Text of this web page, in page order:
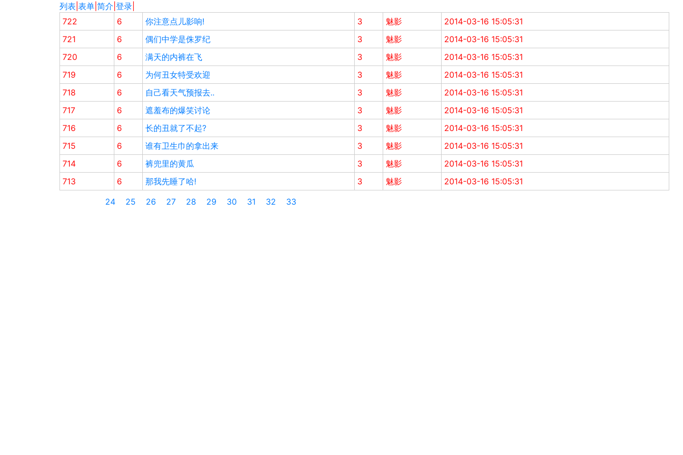
列表 表单 简介 登录
722
6 你注意点儿影响! 3 魅影
2014-03-16 15:05:31
721
6 偶们中学是侏罗纪 3 魅影
2014-03-16 15:05:31
720
6 满天的内裤在飞 3 魅影
2014-03-16 15:05:31
719
6 为何丑女特受欢迎 3 魅影
2014-03-16 15:05:31
718
6 自己看天气预报去.. 3 魅影
2014-03-16 15:05:31
717
6 遮羞布的爆笑讨论 3 魅影
2014-03-16 15:05:31
716
6 长的丑就了不起? 3 魅影
2014-03-16 15:05:31
715
6 谁有卫生巾的拿出来 3 魅影
2014-03-16 15:05:31
714
6 裤兜里的黄瓜 3 魅影
2014-03-16 15:05:31
713
6 那我先睡了哈! 3 魅影
2014-03-16 15:05:31
24
25 26 27 28 29 30 31 32 33